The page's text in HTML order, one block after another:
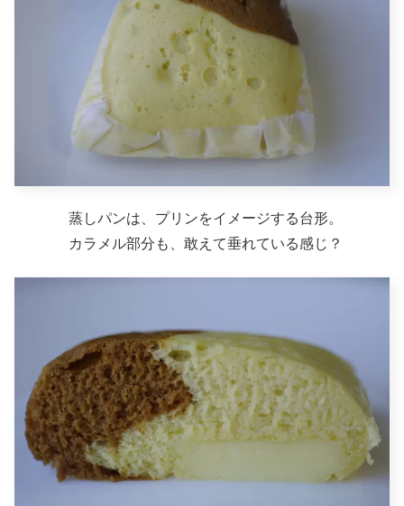
蒸しパンは、プリンをイメージする台形。
カラメル部分も、敢えて垂れている感じ？